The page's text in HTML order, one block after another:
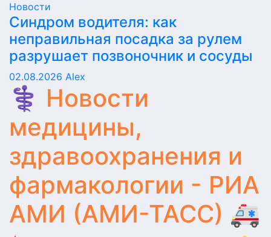
Новости
Синдром водителя: как
неправильная посадка за рулем
разрушает позвоночник и сосуды
02.08.2026 Alex
⚕️ Новости
медицины,
здравоохранения и
фармакологии - РИА
АМИ (АМИ-ТАСС) 🚑